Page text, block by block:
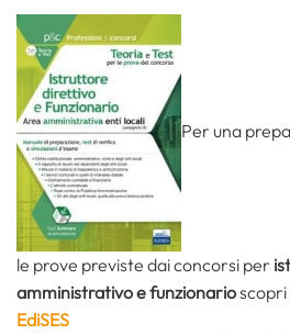
Per una
le prove previste dai concorsi per
amministrativo e funzionarioscopri
EdiSES